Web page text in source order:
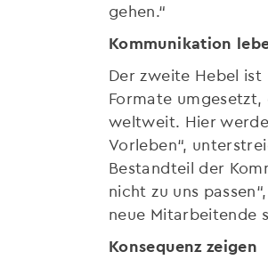
gehen.“
Kommunikation
Der zweite Hebel
Formate
weltweit. Hier
Vorleben“,
Bestandteil der
nicht zu uns
neue Mitarbeitende
Konsequenz zeigen